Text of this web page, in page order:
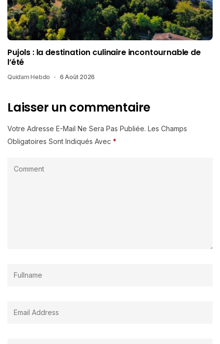
Pujols : la destination culinaire incontournable de
l’été
Quidam Hebdo 6 Août 2026
Laisser un commentaire
Votre Adresse E-Mail Ne Sera Pas Publiée. Les Champs
Obligatoires Sont Indiqués Avec *